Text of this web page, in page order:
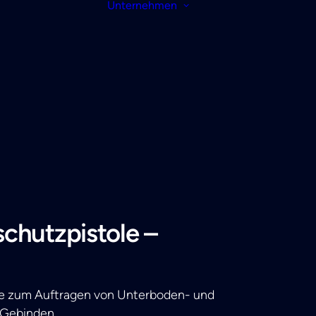
Unternehmen
–
zum Auftragen von Unterboden- und